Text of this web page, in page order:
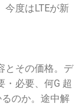
今度はLTEが新
とその価格。デ
・必要、何G 超
のか。途中解